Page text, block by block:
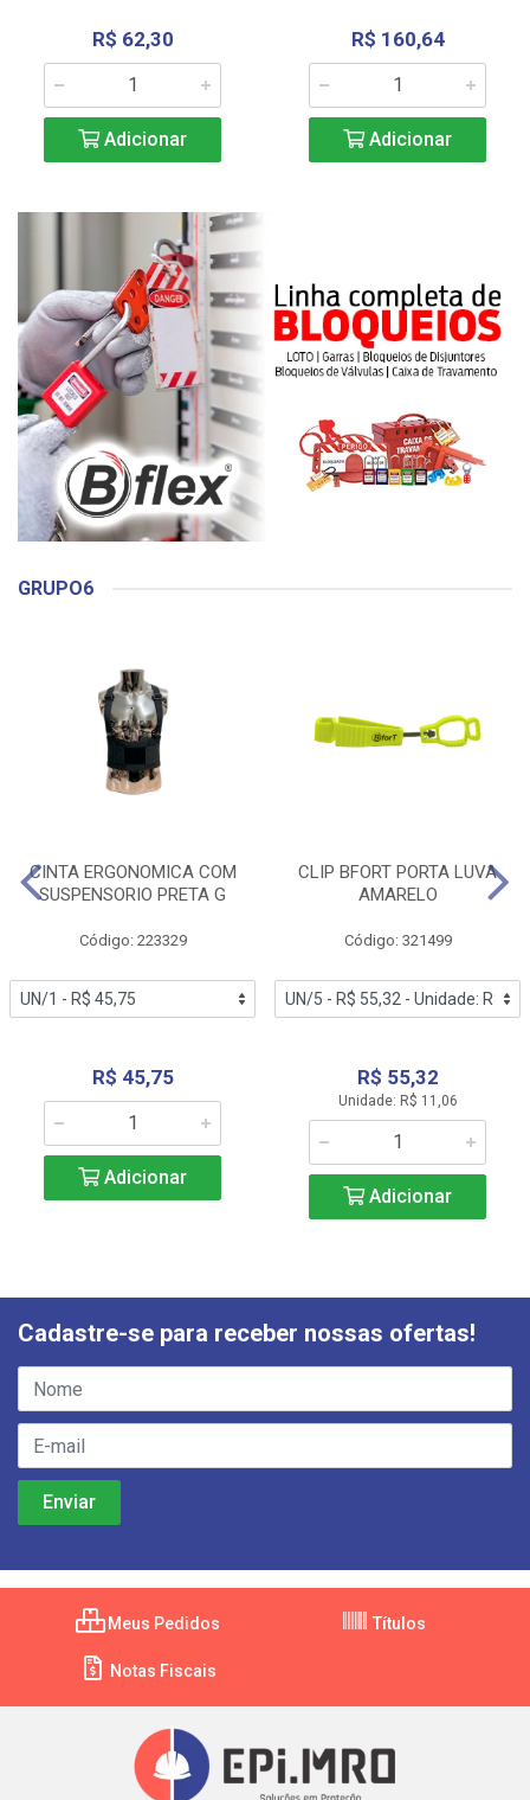
R$ 62,30
Adicionar
R$ 160,64
Adicionar
GRUPO6
CINTA ERGONOMICA COM
SUSPENSORIO PRETA G
Código: 223329
R$ 45,75
Adicionar
CLIP BFORT PORTA LUVA
AMARELO
Código: 321499
R$ 55,32
Unidade: R$ 11,06
Adicionar
Cadastre-se para receber nossas ofertas!
Meus Pedidos Títulos
Notas Fiscais